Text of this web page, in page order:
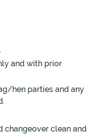
and with prior
hen parties and any
changeover clean and